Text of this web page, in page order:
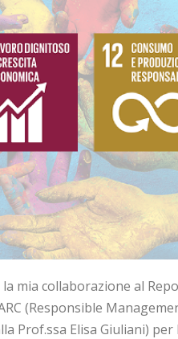
mia collaborazione al
(Responsible
Prof.ssa Elisa Giuliani) per